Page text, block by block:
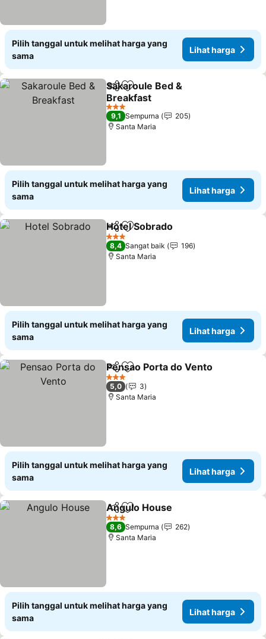
Pilih tanggal untuk melihat harga yang
sama
Lihat harga
BagikanTambahkan ke favorit
Sakaroule Bed &
Breakfast
3 Bintang
9,1 Sempurna
205
Santa Maria
Pilih tanggal untuk melihat harga yang
sama
Lihat harga
BagikanTambahkan ke favorit
Hotel Sobrado
3 Bintang
8,4 Sangat baik
196
Santa Maria
Pilih tanggal untuk melihat harga yang
sama
Lihat harga
BagikanTambahkan ke favorit
Pensao Porta do Vento
3 Bintang
5,0
3
Santa Maria
Pilih tanggal untuk melihat harga yang
sama
Lihat harga
BagikanTambahkan ke favorit
Angulo House
3 Bintang
8,6 Sempurna
262
Santa Maria
Pilih tanggal untuk melihat harga yang
sama
Lihat harga